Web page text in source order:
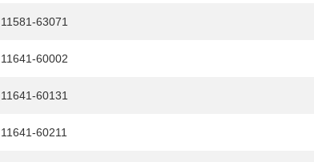
11581-63071
11641-60002
11641-60131
11641-60211